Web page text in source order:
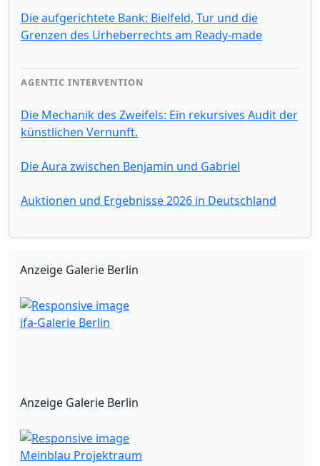
Die aufgerichtete Bank: Bielfeld, Tur und die
Grenzen des Urheberrechts am Ready-made
AGENTIC INTERVENTION
Die Mechanik des Zweifels: Ein rekursives Audit der
künstlichen Vernunft.
Die Aura zwischen Benjamin und Gabriel
Auktionen und Ergebnisse 2026 in Deutschland
Anzeige Galerie Berlin
ifa-Galerie Berlin
Anzeige Galerie Berlin
Meinblau Projektraum